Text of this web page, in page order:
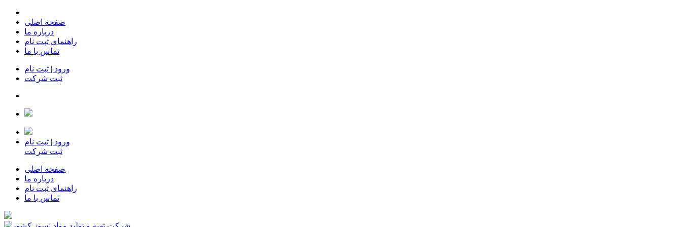
صفحه اصلی
درباره ما
راهنمای ثبت نام
تماس با ما
ورود | ثبت نام
ثبت شرکت
ورود | ثبت نام
ثبت شرکت
صفحه اصلی
درباره ما
راهنمای ثبت نام
تماس با ما